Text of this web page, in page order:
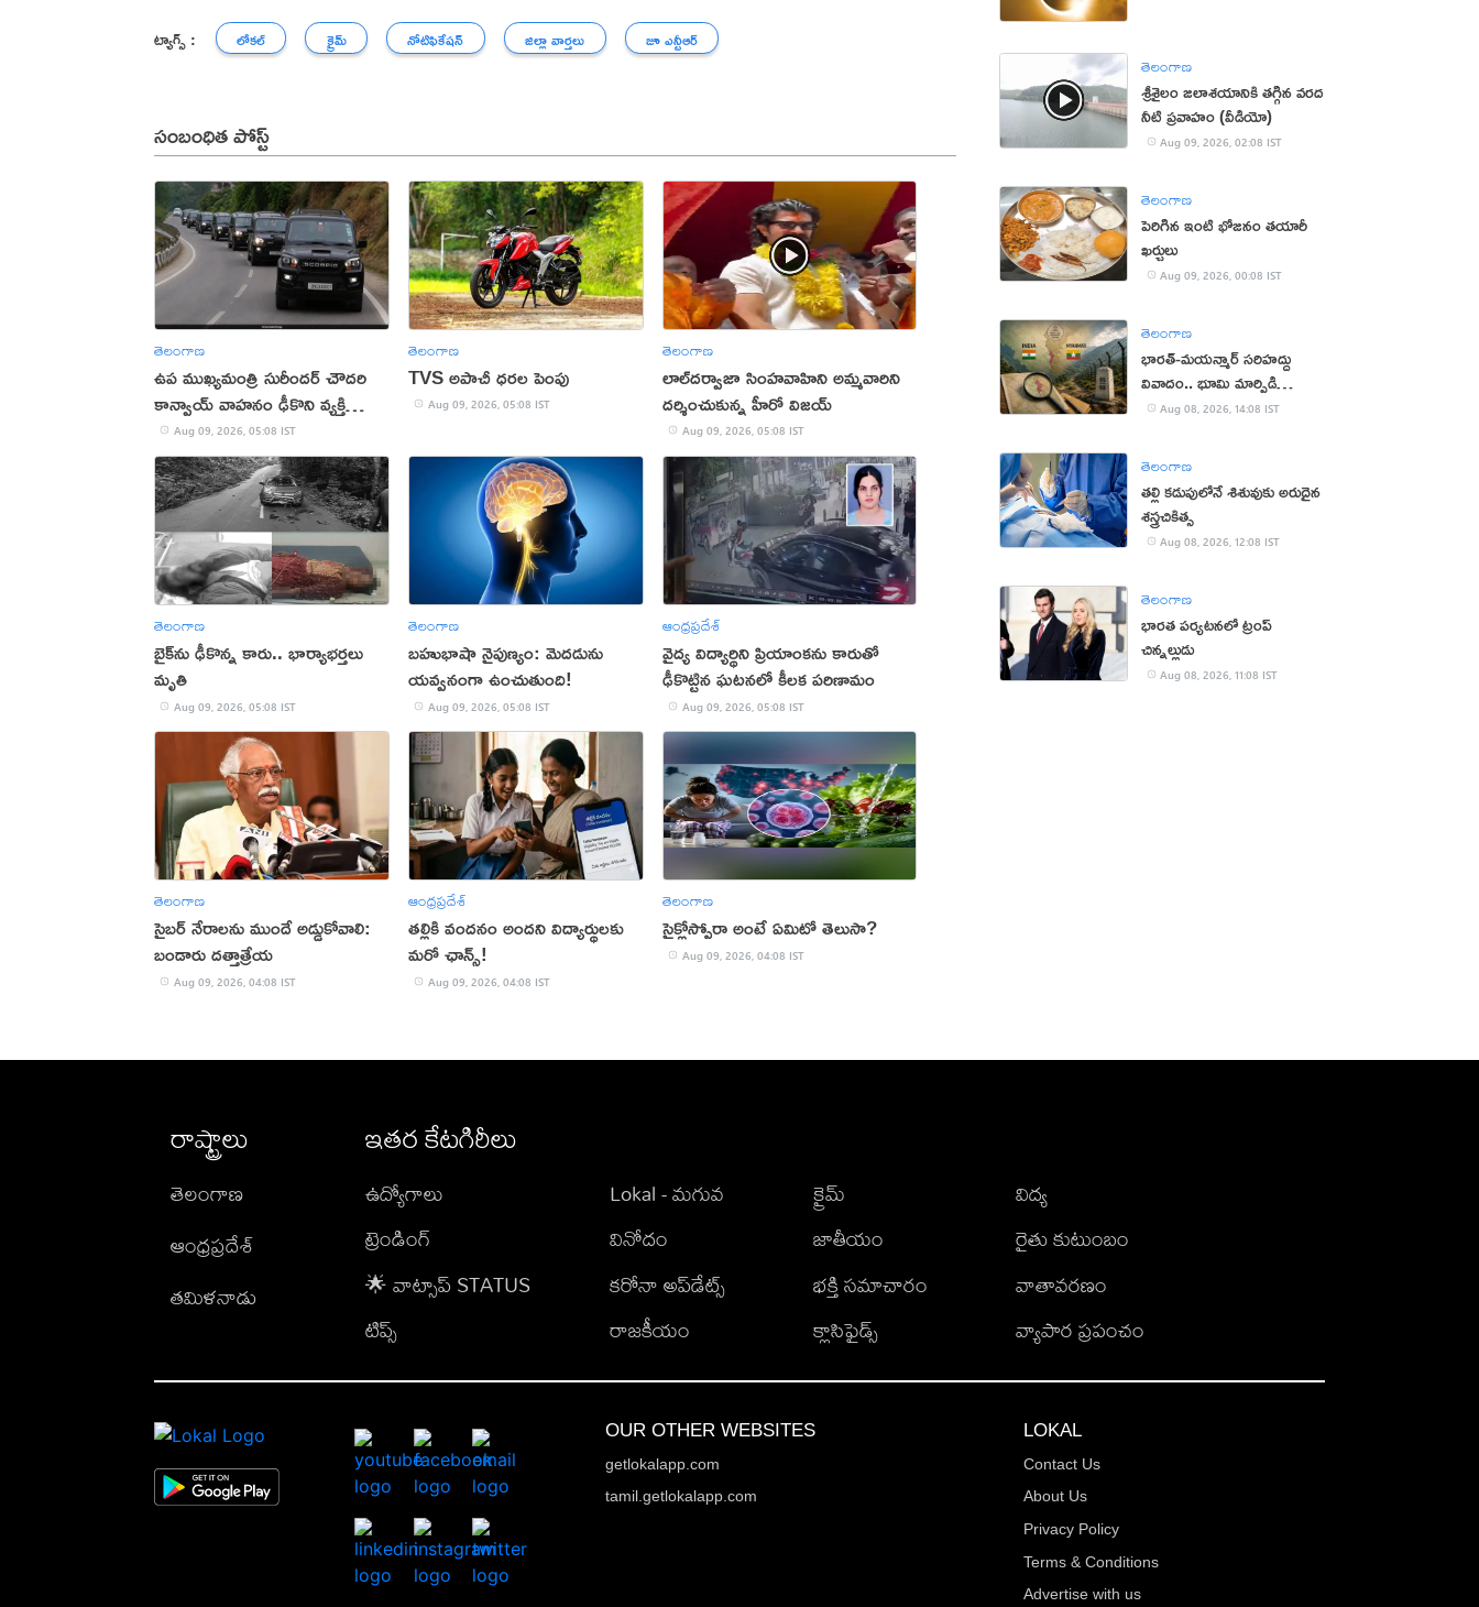
ట్యాగ్స్ : లోకల్ క్రైమ్ నోటిఫికేషన్ జిల్లా వార్తలు జూ ఎన్టీఆర్
సంబంధిత పోస్ట్
తెలంగాణ
ఉప ముఖ్యమంత్రి సురీందర్ చౌదరి
కాన్వాయ్ వాహనం ఢీకొని వ్యక్తి
మృతి!
Aug 09, 2026, 05:08 IST
తెలంగాణ
TVS అపాచీ ధరల పెంపు
Aug 09, 2026, 05:08 IST
తెలంగాణ
లాల్‌దర్వాజా సింహవాహిని అమ్మవారిని
దర్శించుకున్న హీరో విజయ్‌
Aug 09, 2026, 05:08 IST
తెలంగాణ
బైక్‌ను ఢీకొన్న కారు.. భార్యాభర్తలు
మృతి
Aug 09, 2026, 05:08 IST
తెలంగాణ
బహుభాషా నైపుణ్యం: మెదడును
యవ్వనంగా ఉంచుతుంది!
Aug 09, 2026, 05:08 IST
ఆంధ్రప్రదేశ్
వైద్య విద్యార్థిని ప్రియాంకను కారుతో
ఢీకొట్టిన ఘటనలో కీలక పరిణామం
Aug 09, 2026, 05:08 IST
తెలంగాణ
సైబర్ నేరాలను ముందే అడ్డుకోవాలి:
బండారు దత్తాత్రేయ
Aug 09, 2026, 04:08 IST
ఆంధ్రప్రదేశ్
తల్లికి వందనం అందని విద్యార్థులకు
మరో ఛాన్స్!
Aug 09, 2026, 04:08 IST
తెలంగాణ
సైక్లోస్పోరా అంటే ఏమిటో తెలుసా?
Aug 09, 2026, 04:08 IST
తెలంగాణ
శ్రీశైలం జలాశయానికి తగ్గిన వరద
నీటి ప్రవాహం (వీడియో)
Aug 09, 2026, 02:08 IST
తెలంగాణ
పెరిగిన ఇంటి భోజనం తయారీ
ఖర్చులు
Aug 09, 2026, 00:08 IST
తెలంగాణ
భారత్-మయన్మార్ సరిహద్దు
వివాదం.. భూమి మార్పిడి
ప్రతిపాదనలు
Aug 08, 2026, 14:08 IST
తెలంగాణ
తల్లి కడుపులోనే శిశువుకు అరుదైన
శస్త్రచికిత్స
Aug 08, 2026, 12:08 IST
తెలంగాణ
భారత పర్యటనలో ట్రంప్‌
చిన్నల్లుడు
Aug 08, 2026, 11:08 IST
రాష్ట్రాలు
తెలంగాణ
ఆంధ్రప్రదేశ్
తమిళనాడు
ఇతర కేటగిరీలు
ఉద్యోగాలు
ట్రెండింగ్
🌟 వాట్సాప్ STATUS
టిప్స్
Lokal - మగువ
వినోదం
కరోనా అప్‌డేట్స్
రాజకీయం
క్రైమ్
జాతీయం
భక్తి సమాచారం
క్లాసిఫైడ్స్
విద్య
రైతు కుటుంబం
వాతావరణం
వ్యాపార ప్రపంచం
OUR OTHER WEBSITES
getlokalapp.com
tamil.getlokalapp.com
LOKAL
Contact Us
About Us
Privacy Policy
Terms & Conditions
Advertise with us